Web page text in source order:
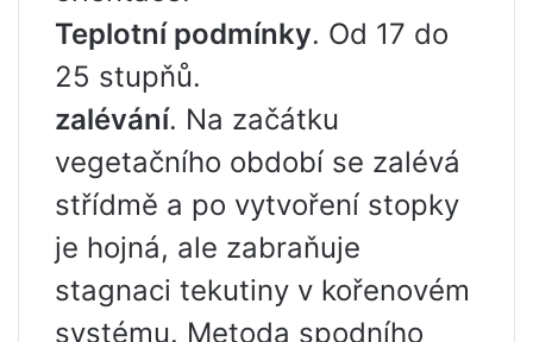
Teplotní podmínky. Od 17 do
25 stupňů.
zalévání. Na začátku
vegetačního období se zalévá
střídmě a po vytvoření stopky
je hojná, ale zabraňuje
stagnaci tekutiny v kořenovém
systému. Metoda spodního